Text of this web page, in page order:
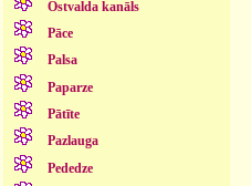
Ostvalda kanāls
Pāce
Palsa
Paparze
Pātīte
Pazlauga
Pededze